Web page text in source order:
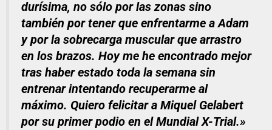
durísima, no sólo por las zonas sino
también por tener que enfrentarme a Adam
y por la sobrecarga muscular que arrastro
en los brazos. Hoy me he encontrado mejor
tras haber estado toda la semana sin
entrenar intentando recuperarme al
máximo. Quiero felicitar a Miquel Gelabert
por su primer podio en el Mundial X-Trial.»